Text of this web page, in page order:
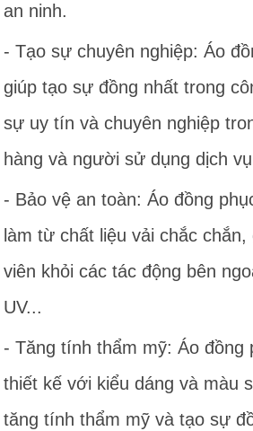
an ninh.
- Tạo sự chuyên nghiệp: Áo
giúp tạo sự đồng nhất trong
sự uy tín và chuyên nghiệp
hàng và người sử dụng dịch
- Bảo vệ an toàn: Áo đồng
làm từ chất liệu vải chắc
viên khỏi các tác động bên
UV...
- Tăng tính thẩm mỹ: Áo đồng
thiết kế với kiểu dáng và màu
tăng tính thẩm mỹ và tạo sự